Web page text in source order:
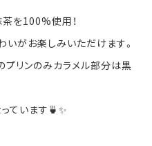
を100%使用！
がお楽しみいただけます。
プリンのみカラメル部分は黒
ています🍵✨